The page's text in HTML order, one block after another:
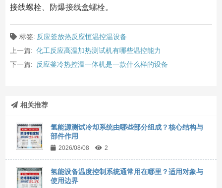
接线螺栓、防爆接线盒螺栓。
标签: 反应釜放热反应恒温控温设备
上一篇: 化工反应高温加热测试机有哪些温控能力
下一篇:
反应釜冷热控温一体机是一款什么样的设备
相关推荐
氢能源测试冷却系统由哪些部分组成？核心结构与
部件作用
2026/08/08 2
氢能设备温度控制系统通常用在哪里？适用对象与
使用边界